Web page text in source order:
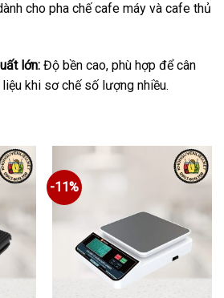
cho pha chế cafe máy và cafe thủ
lớn: Độ bền cao, phù hợp để cân
khi sơ chế số lượng nhiều.
-11%